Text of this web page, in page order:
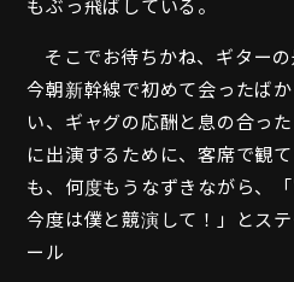
もぶっ飛ばしている。
そこでお待ちかね、ギター
今朝新幹線で初めて会ったば
い、ギャグの応酬と息の合っ
に出演するために、客席で観
も、何度もうなずきながら、
今度は僕と競演して！」とス
ール